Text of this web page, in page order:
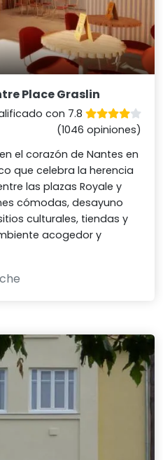
Place Graslin
con 7.8
(1046 opiniones)
el corazón de Nantes en
que celebra la herencia
las plazas Royale y
cómodas, desayuno
culturales, tiendas y
acogedor y